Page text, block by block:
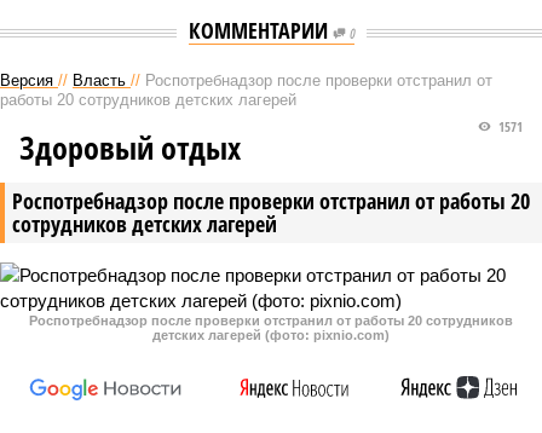
КОММЕНТАРИИ 0
Версия // Власть // Роспотребнадзор после проверки отстранил от
работы 20 сотрудников детских лагерей
Роспотребнадзор после проверки отстранил от работы 20
сотрудников детских лагерей
1571
Здоровый отдых
Роспотребнадзор после проверки отстранил от работы 20 сотрудников
детских лагерей (фото: pixnio.com)